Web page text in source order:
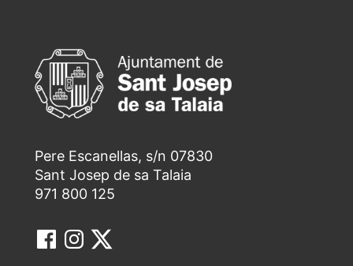
Pere Escanellas, s/n 07830
Sant Josep de sa Talaia
971 800 125